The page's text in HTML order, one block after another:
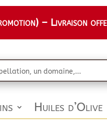
– Livraison
Huiles d’Olive